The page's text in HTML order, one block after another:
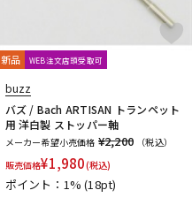
DTM
新品 WEB注文店頭受取可
buzz
バズ / Bach ARTISAN トランペット
用 洋白製 ストッパー軸
メーカー希望小売価格 ¥2,200
（税込）
販売価格¥1,980(税込)
ポイント：1%(18pt)